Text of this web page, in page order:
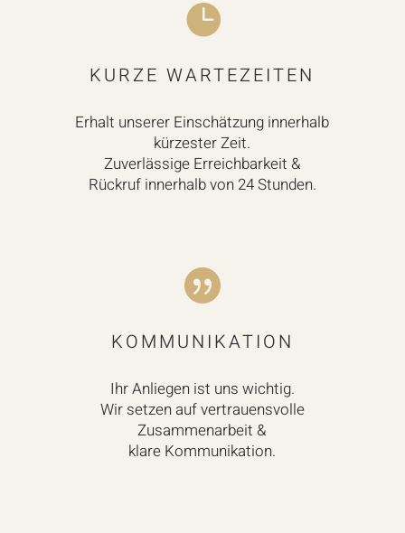

KURZE WARTEZEITEN
Erhalt unserer Einschätzung innerhalb
kürzester Zeit.
Zuverlässige Erreichbarkeit &
Rückruf innerhalb von 24 Stunden.

KOMMUNIKATION
Ihr Anliegen ist uns wichtig.
Wir setzen auf vertrauensvolle
Zusammenarbeit &
klare Kommunikation.